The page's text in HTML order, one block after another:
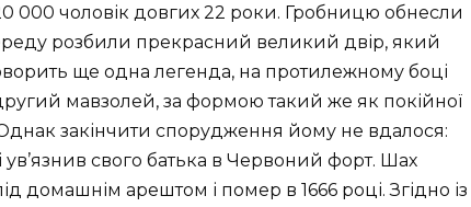
000 чоловік довгих 22 роки. Гробницю обнесли
розбили прекрасний великий двір, який
ще одна легенда, на протилежному боці
мавзолей, за формою такий же як покійної
закінчити спорудження йому не вдалося:
свого батька в Червоний форт. Шах
домашнім арештом і помер в 1666 році. Згідно із